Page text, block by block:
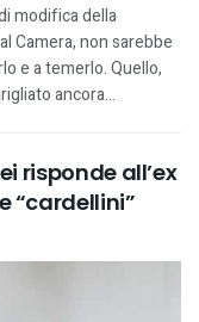
modifica della
Camera, non sarebbe
e a temerlo. Quello,
ancora...
risponde all’ex
“cardellini”